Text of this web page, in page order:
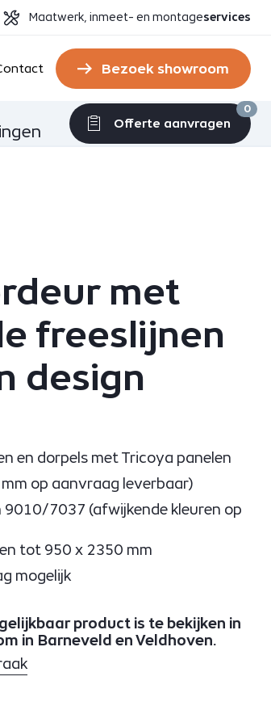
Maatwerk, inmeet- en montageservices
Bezoek showroom
Offerte aanvragen
0
met
freeslijnen
design
en dorpels met Tricoya panelen
op aanvraag leverbaar)
7037 (afwijkende kleuren op
tot 950 x 2350 mm
mogelijk
product is te bekijken in
in Barneveld en Veldhoven.